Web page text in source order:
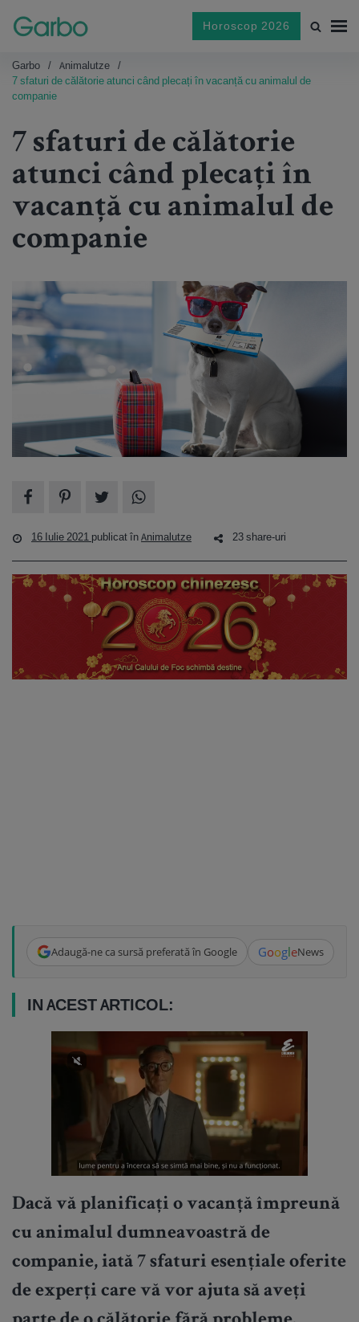
Horoscop 2026
Garbo
Animalutze
7 sfaturi de călătorie atunci când plecați în vacanță cu animalul de
companie
7 sfaturi de călătorie
atunci când plecați în
vacanță cu animalul de
companie
16 Iulie 2021 publicat înAnimalutze 23 share-uri
Adaugă-ne ca sursă preferată în Google GoogleNews
IN ACEST ARTICOL:
Dacă vă planificați o vacanță împreună
cu animalul dumneavoastră de
companie, iată 7 sfaturi esențiale oferite
de experți care vă vor ajuta să aveți